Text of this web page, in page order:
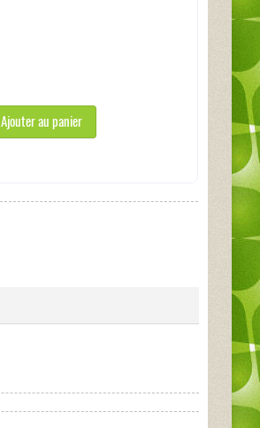
Ajouter au panier